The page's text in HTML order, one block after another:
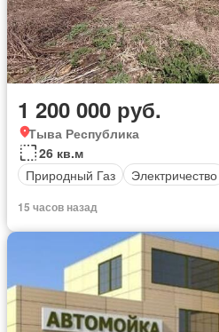
1 200 000 руб.
Тыва Республика
26 кв.м
Природный Газ
Электричество
15 часов назад